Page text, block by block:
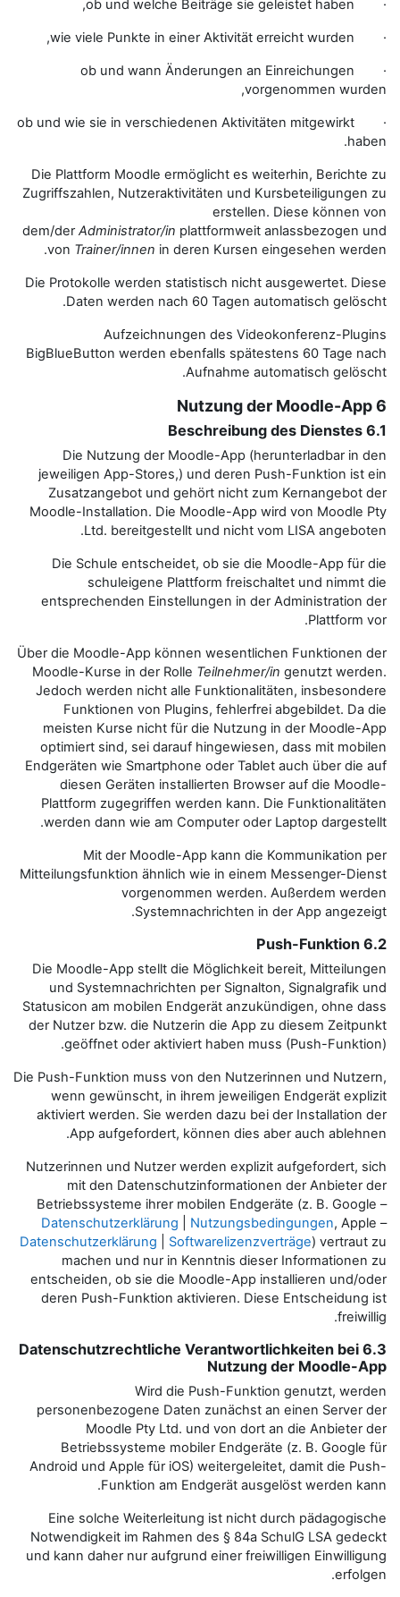
· ob und wann
· ob und wie sie in verschiedenen
Die Plattform Moodle
Zugriffszahlen, Nutzeraktivitäten
dem/derAdministrator/in
vonTrainer/innenin deren
Die Protokolle werden
Daten werden nach 60
Aufzeichnungen
BigBlueButton werden ebenfalls
Die Nutzung der Moodle-
jeweiligen App-Stores,) und
Zusatzangebot und gehört
Moodle-Installation. Die
Ltd. bereitgestellt und
Die Schule entscheidet, ob
schuleigene Plattform
entsprechenden
Über die Moodle-App können
Moodle-Kurse in der Rolle
Jedoch werden nicht alle
Funktionen von Plugins,
meisten Kurse nicht für die
optimiert sind, sei darauf
Endgeräten wie Smartphone
diesen Geräten
Plattform zugegriffen werden
werden dann wie am
Mit der Moodle-App
Mitteilungsfunktion ähnlich wie in
vorgenommen
Die Moodle-App stellt die
und Systemnachrichten per
Statusicon am mobilen Endgerät
der Nutzer bzw. die Nutzerin
geöffnet oder aktiviert
Die Push-Funktion muss von den
wenn gewünscht, in ihrem
aktiviert werden. Sie werden
App aufgefordert, können
Nutzerinnen und Nutzer werden
mit den
Betriebssysteme ihrer mobilen
Datenschutzerklärung|
Datenschutzerklärung|
machen und nur in
entscheiden, ob sie die
deren Push-Funktion
6.3 Datenschutzrechtliche
Wird die Push-
personenbezogene Daten
Moodle Pty Ltd. und
Betriebssysteme mobiler
Android und Apple für iOS)
Funktion am
Eine solche Weiterleitung ist
Notwendigkeit im Rahmen des
und kann daher nur aufgrund